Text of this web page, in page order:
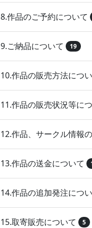
8.作品のご予約について
9.ご納品について 19
10.作品の販売方法につ
11.作品の販売状況等に
12.作品、サークル情報
13.作品の送金について
14.作品の追加発注につ
15.取寄販売について 5